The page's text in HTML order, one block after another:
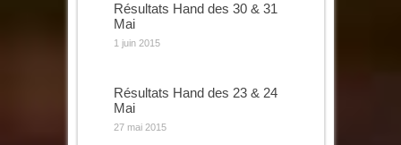
Résultats Hand des 30 & 31
Mai
1 juin 2015
Résultats Hand des 23 & 24
Mai
27 mai 2015